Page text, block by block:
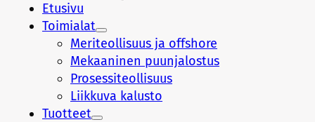
Etusivu
Toimialat
Meriteollisuus ja offshore
Mekaaninen puunjalostus
Prosessiteollisuus
Liikkuva kalusto
Tuotteet